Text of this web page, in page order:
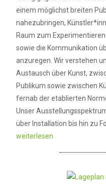
einem möglichst breiten
nahezubringen,
Raum zum
sowie die Kommunikation
anzuregen. Wir verstehen
Austausch über Kunst,
Publikum sowie zwischen
fernab der etablierten
Unser
über Installation bis hin zu
weiterlesen